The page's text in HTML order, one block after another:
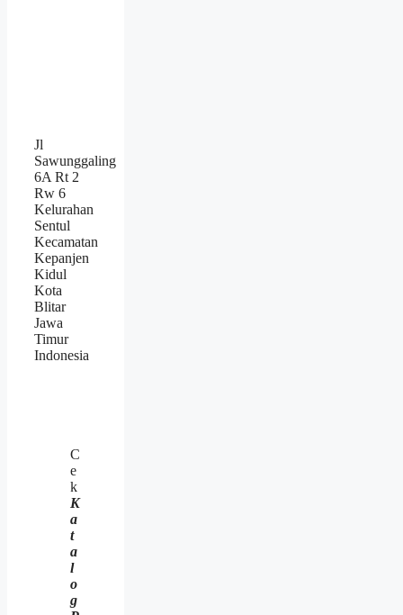
Jl
Sawunggaling
6A Rt 2
Rw 6
Kelurahan
Sentul
Kecamatan
Kepanjen
Kidul
Kota
Blitar
Jawa
Timur
Indonesia
C
e
k
K
a
t
a
l
o
g